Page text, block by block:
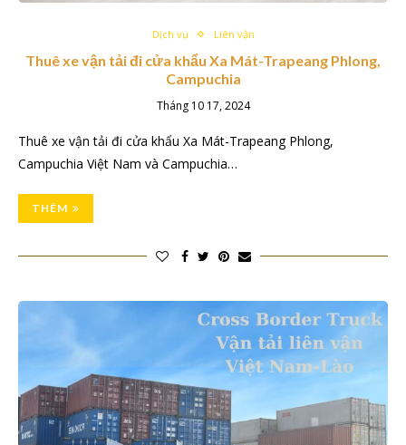
Dịch vụ Liên vận
Thuê xe vận tải đi cửa khẩu Xa Mát-Trapeang Phlong,
Campuchia
Tháng 10 17, 2024
Thuê xe vận tải đi cửa khẩu Xa Mát-Trapeang Phlong,
Campuchia Việt Nam và Campuchia…
THÊM